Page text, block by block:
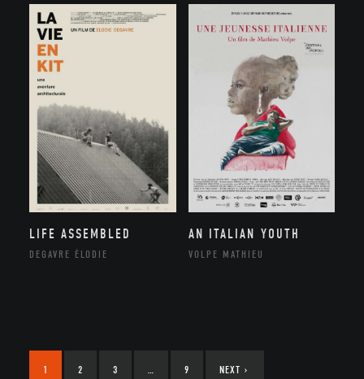
LIFE ASSEMBLED
DEGAVRE ÉLODIE
AN ITALIAN YOUTH
VOLPE MATHIEU
1 2 3 9 NEXT ›